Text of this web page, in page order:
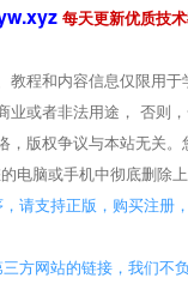
每天更新优质技
教程和内容信息仅限用于
业或者非法用途， 否则
，版权争议与本站无关。
电脑或手机中彻底删除上
请支持正版，购买注册
方网站的链接，我们不